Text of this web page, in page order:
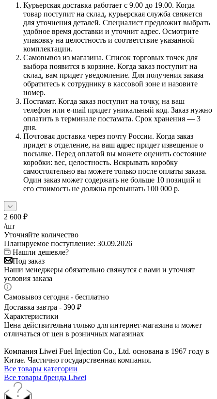
Курьерская доставка работает с 9.00 до 19.00. Когда
товар поступит на склад, курьерская служба свяжется
для уточнения деталей. Специалист предложит выбрать
удобное время доставки и уточнит адрес. Осмотрите
упаковку на целостность и соответствие указанной
комплектации.
Самовывоз из магазина. Список торговых точек для
выбора появится в корзине. Когда заказ поступит на
склад, вам придет уведомление. Для получения заказа
обратитесь к сотруднику в кассовой зоне и назовите
номер.
Постамат. Когда заказ поступит на точку, на ваш
телефон или e-mail придет уникальный код. Заказ нужно
оплатить в терминале постамата. Срок хранения — 3
дня.
Почтовая доставка через почту России. Когда заказ
придет в отделение, на ваш адрес придет извещение о
посылке. Перед оплатой вы можете оценить состояние
коробки: вес, целостность. Вскрывать коробку
самостоятельно вы можете только после оплаты заказа.
Один заказ может содержать не больше 10 позиций и
его стоимость не должна превышать 100 000 р.
2 600 ₽
/шт
Уточняйте количество
Планируемое поступление: 30.09.2026
Нашли дешевле?
Под заказ
Наши менеджеры обязательно свяжутся с вами и уточнят
условия заказа
Самовывоз сегодня - бесплатно
Доставка завтра - 390 ₽
Характеристики
Цена действительна только для интернет-магазина и может
отличаться от цен в розничных магазинах
Компания Liwei Fuel Injection Co., Ltd. основана в 1967 году в
Китае. Частично государственная компания.
Все товары категории
Все товары бренда Liwei